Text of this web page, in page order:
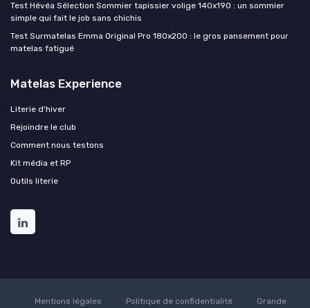
Test Hévéa Sélection Sommier tapissier volige 140x190 : un sommier
simple qui fait le job sans chichis
Test Surmatelas Emma Original Pro 180x200 : le gros pansement pour
matelas fatigué
Matelas Experience
Literie d'hiver
Rejoindre le club
Comment nous testons
Kit média et RP
Outils literie
Mentions légales Politique de confidentialité
Grande